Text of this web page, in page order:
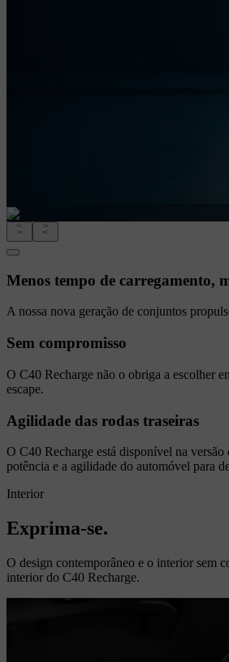
Menos tempo de carregamento,
A nossa nova geração de conjuntos
Sem compromisso
O C40 Recharge não o obriga a escolher
escape.
Agilidade das rodas traseiras
O C40 Recharge está disponível na
potência e a agilidade do automóvel para
Interior
Exprima-se.
O design contemporâneo e o interior sem
interior do C40 Recharge.